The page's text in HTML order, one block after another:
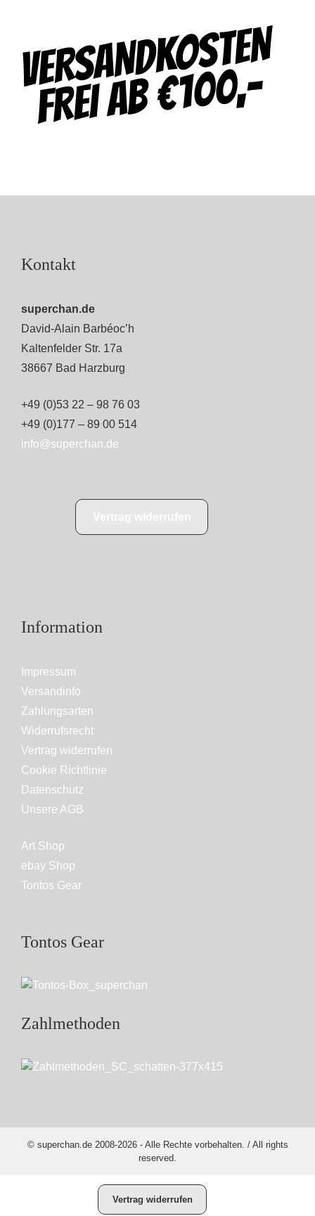
Kontakt
superchan.de
David-Alain Barbéoc’h
Kaltenfelder Str. 17a
38667 Bad Harzburg
+49 (0)53 22 – 98 76 03
+49 (0)177 – 89 00 514
info@superchan.de
Information
Impressum
Versandinfo
Zahlungsarten
Widerrufsrecht
Vertrag widerrufen
Cookie Richtlinie
Datenschutz
Unsere AGB
Art Shop
ebay Shop
Tontos Gear
Tontos Gear
Zahlmethoden
© superchan.de 2008-2026 - Alle Rechte vorbehalten. / All rights
reserved.
Vertrag widerrufen